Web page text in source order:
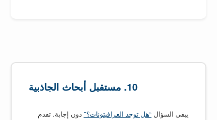
10. مستقبل أبحاث الجاذبية
يبقى السؤال“هل توجد الغرافيتونات؟” دون إجابة. تقدم